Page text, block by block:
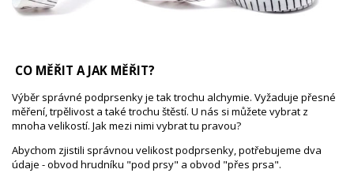
CO MĚŘIT A JAK MĚŘIT?
Výběr správné podprsenky je tak trochu alchymie. Vyžaduje přesné
měření, trpělivost a také trochu štěstí. U nás si můžete vybrat z
mnoha velikostí. Jak mezi nimi vybrat tu pravou?
Abychom zjistili správnou velikost podprsenky, potřebujeme dva
údaje - obvod hrudníku "pod prsy" a obvod "přes prsa".